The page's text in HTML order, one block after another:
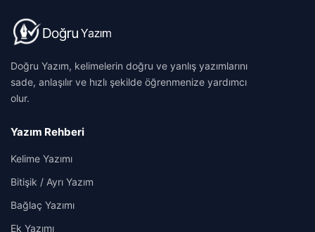
Doğru Yazım, kelimelerin doğru ve yanlış yazımlarını
sade, anlaşılır ve hızlı şekilde öğrenmenize yardımcı
olur.
Yazım Rehberi
Kelime Yazımı
Bitişik / Ayrı Yazım
Bağlaç Yazımı
Ek Yazımı